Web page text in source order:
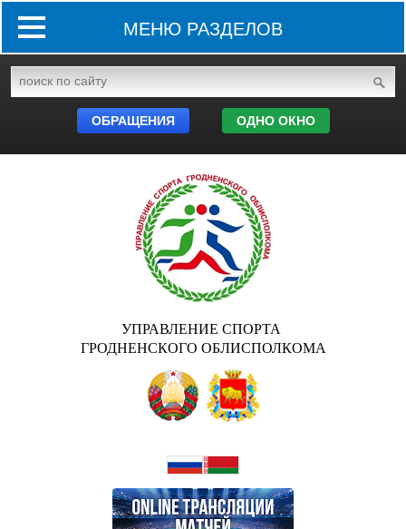
МЕНЮ РАЗДЕЛОВ
ОБРАЩЕНИЯ ОДНО ОКНО
УПРАВЛЕНИЕ СПОРТА
ГРОДНЕНСКОГО ОБЛИСПОЛКОМА